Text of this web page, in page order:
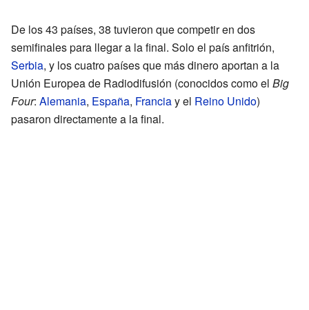
De los 43 países, 38 tuvieron que competir en dos
semifinales para llegar a la final. Solo el país anfitrión,
Serbia, y los cuatro países que más dinero aportan a la
Unión Europea de Radiodifusión (conocidos como el Big
Four: Alemania, España, Franciay el Reino Unido)
pasaron directamente a la final.